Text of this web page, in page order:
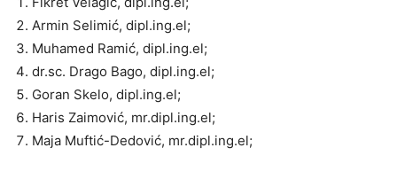
Armin Selimić, dipl.ing.el;
Muhamed Ramić, dipl.ing.el;
dr.sc. Drago Bago, dipl.ing.el;
Goran Skelo, dipl.ing.el;
Haris Zaimović, mr.dipl.ing.el;
Maja Muftić-Dedović, mr.dipl.ing.el;